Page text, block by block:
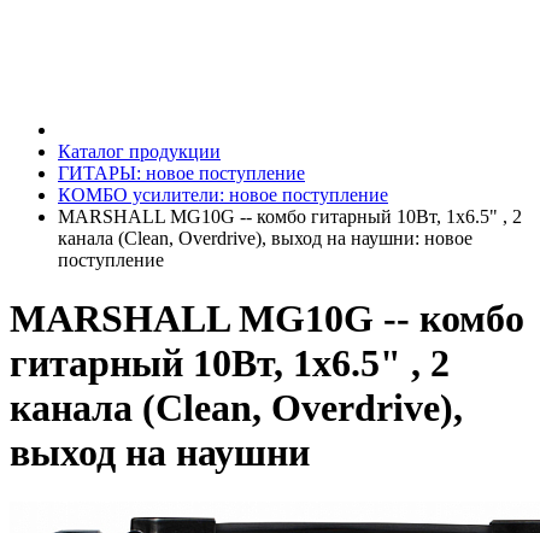
Каталог продукции
ГИТАРЫ: новое поступление
КОМБО усилители: новое поступление
MARSHALL MG10G -- комбо гитарный 10Вт, 1х6.5" , 2
канала (Clean, Overdrive), выход на наушни: новое
поступление
MARSHALL MG10G -- комбо
гитарный 10Вт, 1х6.5" , 2
канала (Clean, Overdrive),
выход на наушни